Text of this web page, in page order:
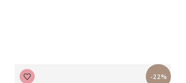
-22%